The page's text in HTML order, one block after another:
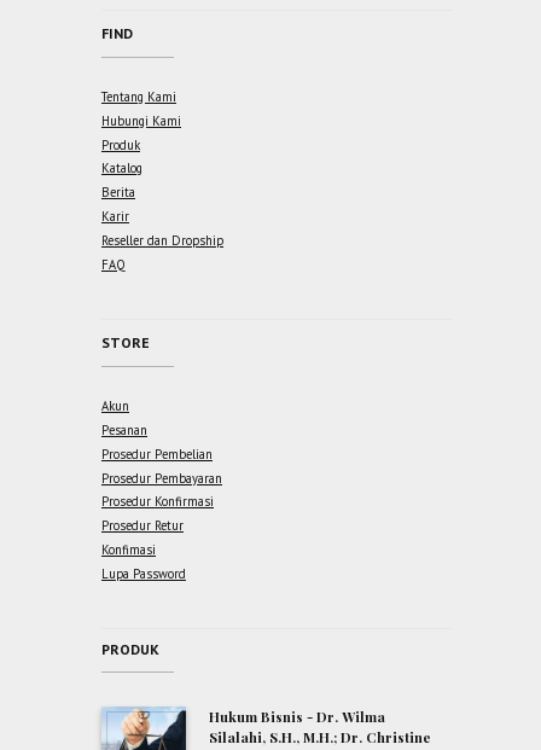
FIND
Tentang Kami
Hubungi Kami
Produk
Katalog
Berita
Karir
Reseller dan Dropship
FAQ
STORE
Akun
Pesanan
Prosedur Pembelian
Prosedur Pembayaran
Prosedur Konfirmasi
Prosedur Retur
Konfimasi
Lupa Password
PRODUK
Hukum Bisnis - Dr. Wilma
Silalahi, S.H., M.H.; Dr. Christine